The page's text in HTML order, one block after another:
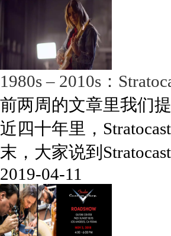
1980s – 2010s：
前两周的文章里我们
近四十年里，
末，大家说到
2019-04-11